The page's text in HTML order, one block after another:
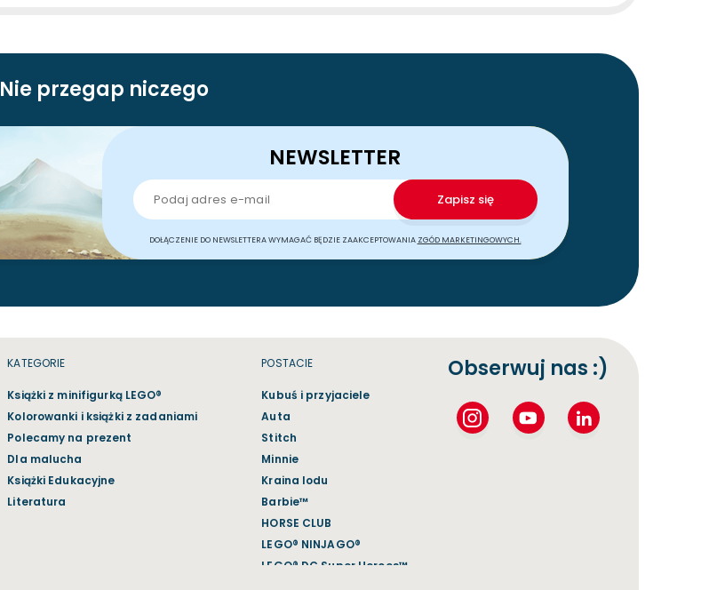
Nie przegap niczego
NEWSLETTER
Zapisz się
DOŁĄCZENIE DO NEWSLETTERA WYMAGAĆ BĘDZIE ZAAKCEPTOWANIA ZGÓD MARKETINGOWYCH.
KATEGORIE
Książki z minifigurką LEGO®
Kolorowanki i książki z zadaniami
Polecamy na prezent
Dla malucha
Książki Edukacyjne
Literatura
POSTACIE
Kubuś i przyjaciele
Auta
Stitch
Minnie
Kraina lodu
Barbie™
HORSE CLUB
LEGO® NINJAGO®
LEGO® DC Super Heroes™
Obserwuj nas :)